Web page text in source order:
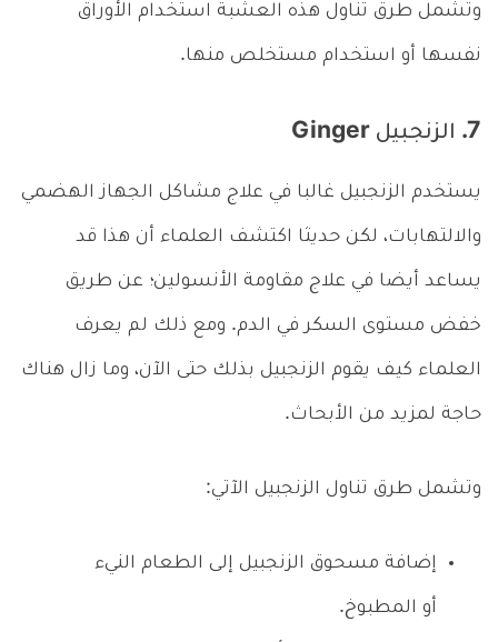
وتشمل طرق تناول هذه العشبة استخدام الأوراق
نفسها أو استخدام مستخلص منها.
7. الزنجبيل Ginger
يستخدم الزنجبيل غالبا في علاج مشاكل الجهاز الهضمي
والالتهابات، لكن حديثا اكتشف العلماء أن هذا قد
يساعد أيضا في علاج مقاومة الأنسولين؛ عن طريق
خفض مستوى السكر في الدم. ومع ذلك لم يعرف
العلماء كيف يقوم الزنجبيل بذلك حتى الآن، وما زال هناك
حاجة لمزيد من الأبحاث.
وتشمل طرق تناول الزنجبيل الآتي:
إضافة مسحوق الزنجبيل إلى الطعام النيء
أو المطبوخ.